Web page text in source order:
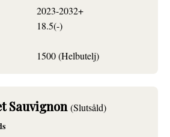
2023-2032+
18.5(-)
1500 (Helbutelj)
Sauvignon(Slutsåld)